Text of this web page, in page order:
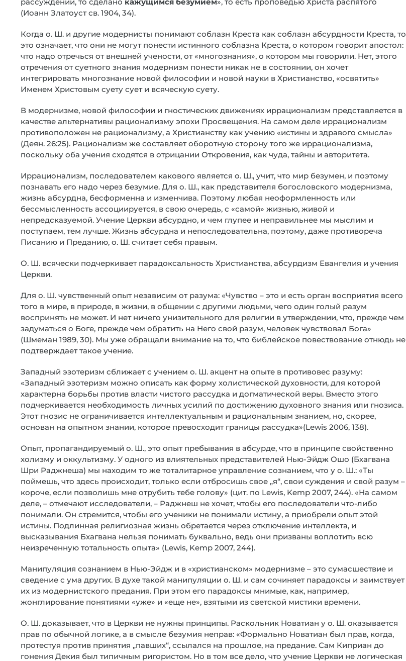
(Иоанн Златоуст св. 1904, 34).
Когда о. Ш. и другие модернисты понимают соблазн Креста как соблазн абсурдности Креста, то
это означает, что они не могут понести истинного соблазна Креста, о котором говорит апостол:
что надо отречься от внешней учености, от «многознания», о котором мы говорили. Нет, этого
отречения от суетного знания модернизм понести никак не в состоянии, он хочет
интегрировать многознание новой философии и новой науки в Христианство, «освятить»
Именем Христовым суету сует и всяческую суету.
В модернизме, новой философии и гностических движениях иррационализм представляется в
качестве альтернативы рационализму эпохи Просвещения. На самом деле иррационализм
противоположен не рационализму, а Христианству как учению «истины и здравого смысла»
(Деян. 26:25). Рационализм же составляет оборотную сторону того же иррационализма,
поскольку оба учения сходятся в отрицании Откровения, как чуда, тайны и авторитета.
Иррационализм, последователем какового является о. Ш., учит, что мир безумен, и поэтому
познавать его надо через безумие. Для о. Ш., как представителя богословского модернизма,
жизнь абсурдна, бесформенна и изменчива. Поэтому любая неоформленность или
бессмысленность ассоциируется, в свою очередь, с «самой» жизнью, живой и
непредсказуемой. Учение Церкви абсурдно, и чем глупее и неправильнее мы мыслим и
поступаем, тем лучше. Жизнь абсурдна и непоследовательна, поэтому, даже противореча
Писанию и Преданию, о. Ш. считает себя правым.
О. Ш. всячески подчеркивает парадоксальность Христианства, абсурдизм Евангелия и учения
Церкви.
Для о. Ш. чувственный опыт независим от разума: «Чувство – это и есть орган восприятия всего
того в мире, в природе, в жизни, в общении с другими людьми, чего один голый разум
воспринять не может. И нет ничего унизительного для религии в утверждении, что, прежде чем
задуматься о Боге, прежде чем обратить на Него свой разум, человек чувствовал Бога»
(Шмеман 1989, 30). Мы уже обращали внимание на то, что библейское повествование отнюдь не
подтверждает такое учение.
Западный эзотеризм сближает с учением о. Ш. акцент на опыте в противовес разуму:
«Западный эзотеризм можно описать как форму холистической духовности, для которой
характерна борьбы против власти чистого рассудка и догматической веры. Вместо этого
подчеркивается необходимость личных усилий по достижению духовного знания или гнозиса.
Этот гнозис не ограничивается интеллектуальным и рациональным знанием, но, скорее,
основан на опытном знании, которое превосходит границы рассудка»(Lewis 2006, 138).
Опыт, пропагандируемый о. Ш., это опыт пребывания в абсурде, что в принципе свойственно
холизму и оккультизму. У одного из влиятельных представителей Нью-Эйдж Ошо (Бхагвана
Шри Раджнеша) мы находим то же тоталитарное управление сознанием, что у о. Ш.: «Ты
поймешь, что здесь происходит, только если отбросишь свое „я“, свои суждения и свой разум –
короче, если позволишь мне отрубить тебе голову» (цит. по Lewis, Kemp 2007, 244). «На самом
деле, – отмечают исследователи, – Раджнеш не хочет, чтобы его последователи что-либо
понимали. Он стремится, чтобы его ученики не понимали истину, а приобрели опыт этой
истины. Подлинная религиозная жизнь обретается через отключение интеллекта, и
высказывания Бхагвана нельзя понимать буквально, ведь они призваны воплотить всю
неизреченную тотальность опыта» (Lewis, Kemp 2007, 244).
Манипуляция сознанием в Нью-Эйдж и в «христианском» модернизме – это сумасшествие и
сведение с ума других. В духе такой манипуляции о. Ш. и сам сочиняет парадоксы и заимствует
их из модернистского предания. При этом его парадоксы мнимые, как, например,
жонглирование понятиями «уже» и «еще не», взятыми из светской мистики времени.
О. Ш. доказывает, что в Церкви не нужны принципы. Раскольник Новатиан у о. Ш. оказывается
прав по обычной логике, а в смысле безумия неправ: «Формально Новатиан был прав, когда,
протестуя против принятия „павших“, ссылался на прошлое, на предание. Сам Киприан до
гонения Декия был типичным ригористом. Но в том все дело, что учение Церкви не логическая